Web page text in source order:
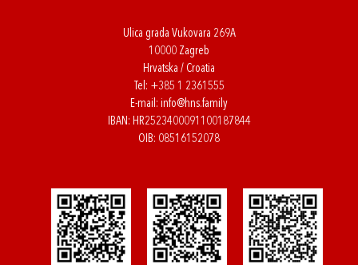
Ulica grada Vukovara 269A
10000 Zagreb
Hrvatska / Croatia
Tel: +385 1 2361555
E-mail: info@hns.family
IBAN: HR2523400091100187844
OIB: 08516152078